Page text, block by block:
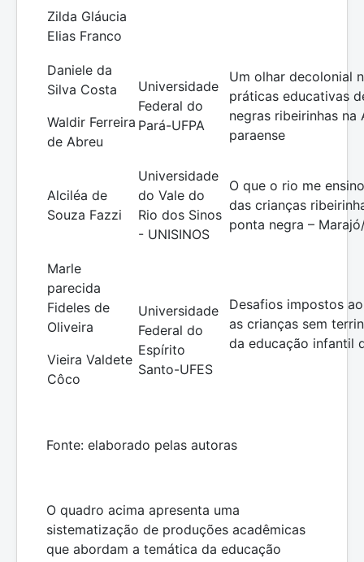
Zilda Gláucia
Elias Franco
Daniele da
Silva Costa
Waldir Ferreira
de Abreu
Universidade
Federal do
Pará-UFPA
Um olhar decolonial
práticas educativas
negras ribeirinhas na
paraense
Alciléa de
Souza Fazzi
Universidade
do Vale do
Rio dos Sinos
- UNISINOS
O que o rio me
das crianças
ponta negra –
Marle
parecida
Fideles de
Oliveira
Vieira Valdete
Côco
Universidade
Federal do
Espírito
Santo-UFES
Desafios impostos
as crianças sem
da educação infantil
Fonte: elaborado pelas autoras
O quadro acima apresenta uma
sistematização de produções acadêmicas
que abordam a temática da educação